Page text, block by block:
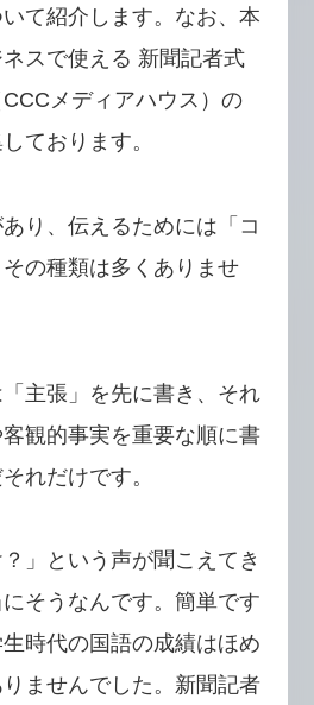
て紹介します。なお、本
スで使える 新聞記者式
メディアハウス）の
ております。
り、伝えるためには「コ
の種類は多くありませ
「主張」を先に書き、それ
観的事実を重要な順に書
れだけです。
？」という声が聞こえてき
そうなんです。簡単です
時代の国語の成績はほめ
ませんでした。新聞記者